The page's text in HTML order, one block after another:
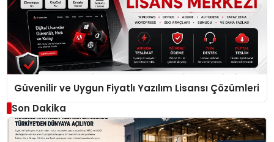
Güvenilir ve Uygun Fiyatlı Yazılım Lisansı Çözümleri
Son Dakika